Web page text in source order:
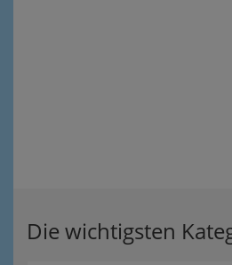
Die wichtigsten